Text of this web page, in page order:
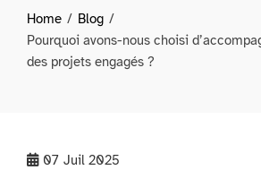
Home
Blog
Pourquoi avons-nous choisi
des projets engagés ?
07 Juil 2025